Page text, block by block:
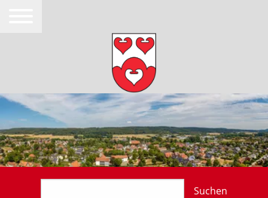
Suchen